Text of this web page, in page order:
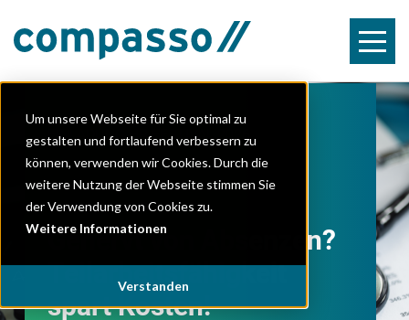
Um unsere Webseite für Sie optimal zu
gestalten und fortlaufend verbessern zu
können, verwenden wir Cookies. Durch die
weitere Nutzung der Webseite stimmen Sie
der Verwendung von Cookies zu.
Weitere Informationen
Verstanden
EINLADUNG HR FESTIVAL 2026
Genervt von Absenzen?
Teilarbeitsfähigkeit
spart Kosten!